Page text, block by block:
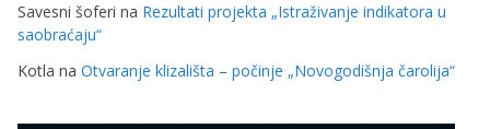
Savesni šoferi na Rezultati projekta „Istraživanje indikatora u
saobraćaju“
Kotla na Otvaranje klizališta – počinje „Novogodišnja čarolija“